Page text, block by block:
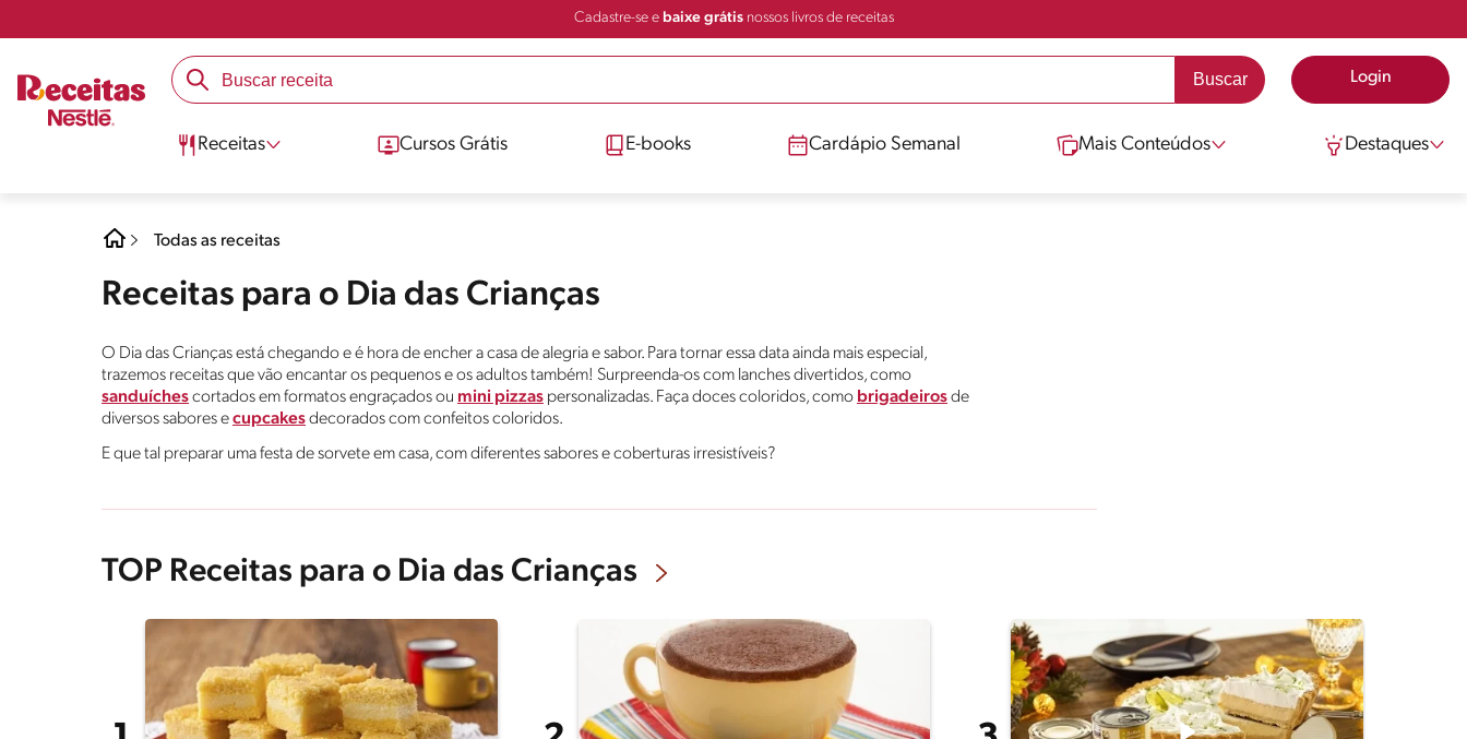
Cadastre-se e baixe grátisnossos livros de receitas
Login
Receitas Cursos Grátis E-books Cardápio Semanal Mais Conteúdos Destaques
Todas as receitas
Receitas para o Dia das Crianças
O Dia das Crianças está chegando e é hora de encher a casa de alegria e sabor. Para tornar essa data ainda mais especial,
trazemos receitas que vão encantar os pequenos e os adultos também! Surpreenda-os com lanches divertidos, como
sanduíchescortados em formatos engraçados ou mini pizzas personalizadas. Faça doces coloridos, como brigadeirosde
diversos sabores ecupcakesdecorados com confeitos coloridos.
E que tal preparar uma festa de sorvete em casa, com diferentes sabores e coberturas irresistíveis?
TOP Receitas para o Dia das Crianças